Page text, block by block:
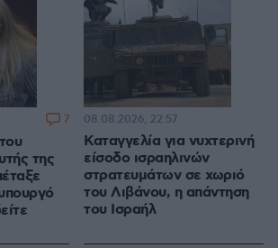
της
7
Καταγγελία για νυχτερινή
είσοδο ισραηλινών
στρατευμάτων σε χωριό
του Λιβάνου, η απάντηση
του Ισραήλ
08.08.2026, 22:57